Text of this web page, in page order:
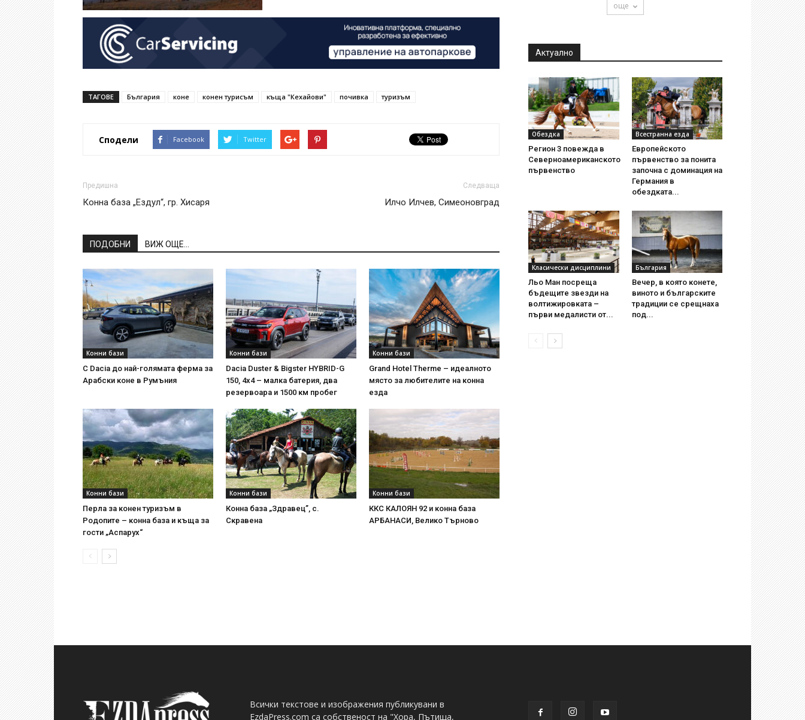
ТАГОВЕ България коне конен турисъм къща "Кехайови" почивка туризъм
Сподели Facebook Twitter
Предишна
Конна база „Ездул“, гр. Хисаря
Следваща
Илчо Илчев, Симеоновград
ПОДОБНИ ВИЖ ОЩЕ...
Конни бази
С Dacia до най-голямата ферма за
Арабски коне в Румъния
Конни бази
Dacia Duster & Bigster HYBRID-G
150, 4х4 – малка батерия, два
резервоара и 1500 км пробег
Конни бази
Grand Hotel Therme – идеалното
място за любителите на конна
езда
Конни бази
Перла за конен туризъм в
Родопите – конна база и къща за
гости „Аспарух“
Конни бази
Конна база „Здравец”, с.
Скравена
Конни бази
ККС КАЛОЯН 92 и конна база
АРБАНАСИ, Велико Търново
още
Актуално
Обездка
Регион 3 повежда в
Северноамериканското
първенство
Всестранна езда
Европейското
първенство за понита
започна с доминация на
Германия в
обездката...
Класически дисциплини
Льо Ман посреща
бъдещите звезди на
волтижировката –
първи медалисти от...
България
Вечер, в която конете,
виното и българските
традиции се срещнаха
под...
Всички текстове и изображения публикувани в
EzdaPress.com са собственост на "Хора, Пътища,